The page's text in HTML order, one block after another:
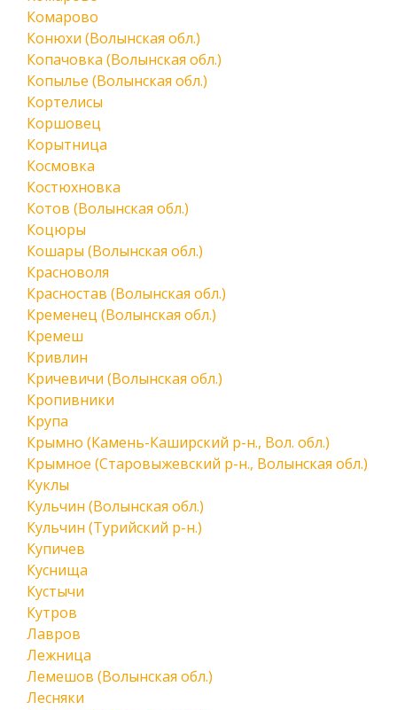
Комарово
Конюхи (Волынская обл.)
Копачовка (Волынская обл.)
Копылье (Волынская обл.)
Кортелисы
Коршовец
Корытница
Космовка
Костюхновка
Котов (Волынская обл.)
Коцюры
Кошары (Волынская обл.)
Красноволя
Красностав (Волынская обл.)
Кременец (Волынская обл.)
Кремеш
Кривлин
Кричевичи (Волынская обл.)
Кропивники
Крупа
Крымно (Камень-Каширский р-н., Вол. обл.)
Крымное (Старовыжевский р-н., Волынская обл.)
Куклы
Кульчин (Волынская обл.)
Кульчин (Турийский р-н.)
Купичев
Куснища
Кустычи
Кутров
Лавров
Лежница
Лемешов (Волынская обл.)
Лесняки